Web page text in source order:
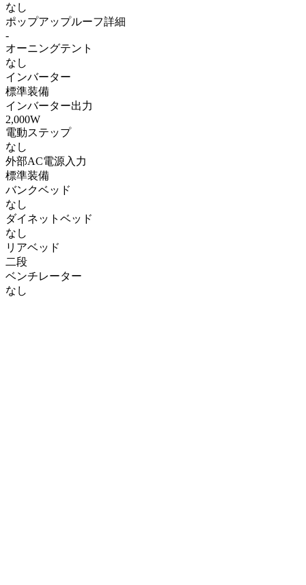
なし
ポップアップルーフ詳細
-
オーニングテント
なし
インバーター
標準装備
インバーター出力
2,000W
電動ステップ
なし
外部AC電源入力
標準装備
バンクベッド
なし
ダイネットベッド
なし
リアベッド
二段
ベンチレーター
なし